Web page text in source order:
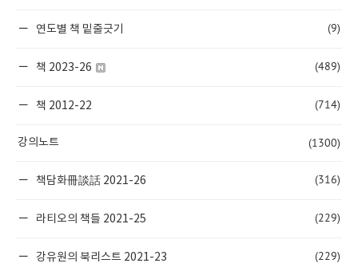
연도별 책 밑줄긋기 (9)
책 2023-26 (489)
책 2012-22 (714)
강의노트 (1300)
책담화冊談話 2021-26 (316)
라티오의 책들 2021-25 (229)
강유원의 북리스트 2021-23 (229)